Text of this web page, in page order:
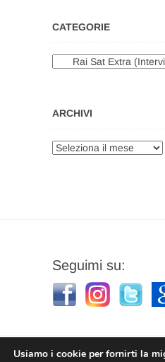
CATEGORIE
Categorie
ARCHIVI
Archivi
Seguimi su:
Usiamo i cookie per fornirti la